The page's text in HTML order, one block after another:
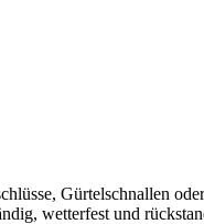
Gürtelschnallen
wetterfest und